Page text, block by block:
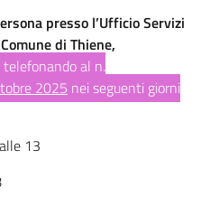
presso l’Ufficio Servizi
di Thiene,
al n.
2025 nei seguenti giorni
13